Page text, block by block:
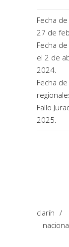
Fecha
27 de
Fecha
el 2 de
2024.
Fecha
Fallo
2025.
clarín /